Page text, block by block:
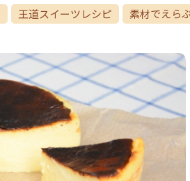
王道スイーツレシピ 素材でえら